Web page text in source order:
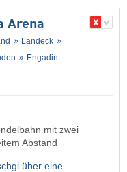
Arena
Landeck
Engadin
mit zwei
Abstand
über eine